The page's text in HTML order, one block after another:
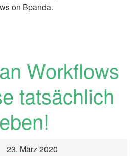
on Bpanda.
Workflows
tatsächlich
23. März 2020